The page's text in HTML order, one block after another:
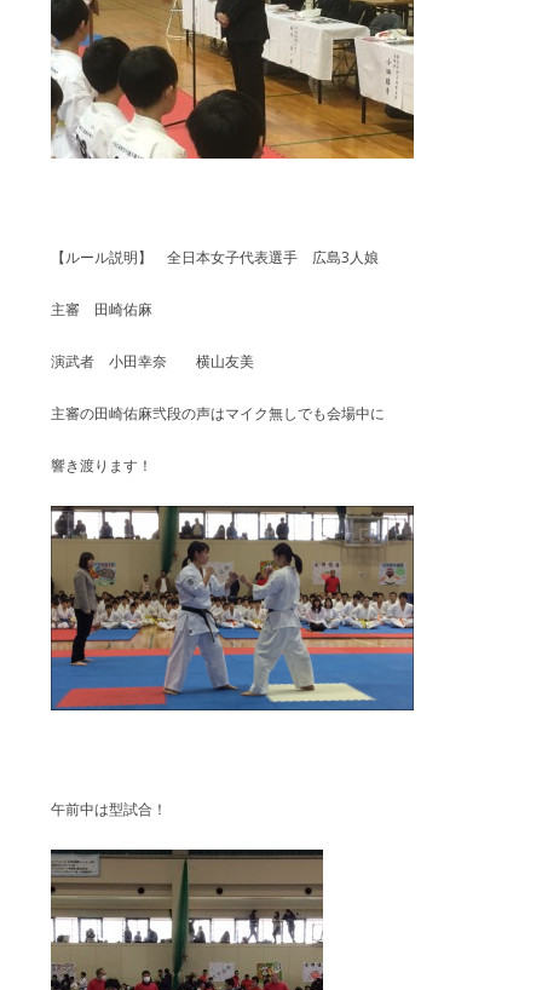
【ルール説明】 全日本女子代表選手 広島3人娘
主審 田崎佑麻
演武者 小田幸奈 横山友美
主審の田崎佑麻弐段の声はマイク無しでも会場中に
響き渡ります！
午前中は型試合！